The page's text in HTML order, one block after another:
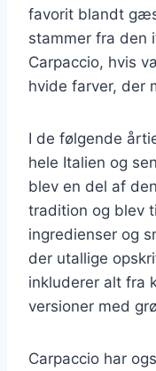
favorit blandt
stammer fra den
Carpaccio, hvis
hvide farver, der
I de følgende
hele Italien og
blev en del af
tradition og blev
ingredienser og
der utallige
inkluderer alt fra
versioner med
Carpaccio har